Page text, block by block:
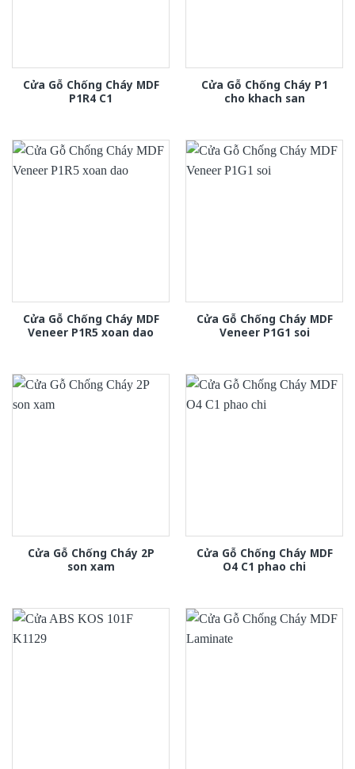
Cửa Gỗ Chống Cháy MDF
P1R4 C1
Cửa Gỗ Chống Cháy P1
cho khach san
Cửa Gỗ Chống Cháy MDF
Veneer P1R5 xoan dao
Cửa Gỗ Chống Cháy MDF
Veneer P1G1 soi
Cửa Gỗ Chống Cháy 2P
son xam
Cửa Gỗ Chống Cháy MDF
O4 C1 phao chi